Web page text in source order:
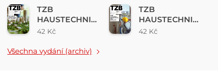
TZB
HAUSTECHNIK
04/2025
42 Kč
TZB
HAUSTECHNIK
3/2025
42 Kč
Všechna vydání (archiv)